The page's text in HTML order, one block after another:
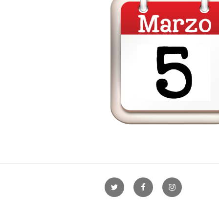
Twitter FacebookInstagram